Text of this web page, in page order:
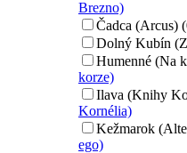
Brezno)
Čadca (Arcus)
Dolný Kubín
Humenné (Na
korze)
Ilava (Knihy
Kornélia)
Kežmarok
ego)